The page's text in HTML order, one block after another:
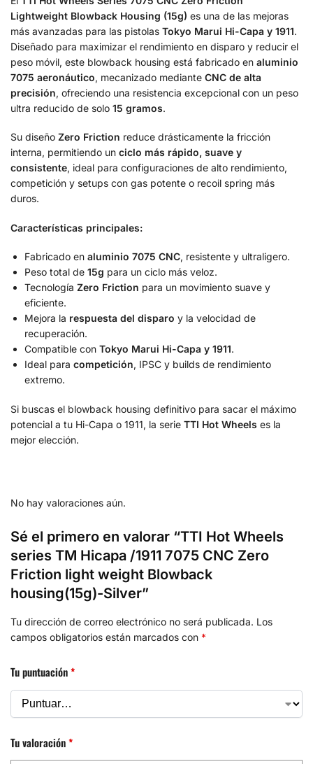
Lightweight Blowback Housing (15g) es una de las mejoras
más avanzadas para las pistolas Tokyo Marui Hi-Capa y 1911.
Diseñado para maximizar el rendimiento en disparo y reducir el
peso móvil, este blowback housing está fabricado en aluminio
7075 aeronáutico, mecanizado mediante CNC de alta
precisión, ofreciendo una resistencia excepcional con un peso
ultra reducido de solo 15 gramos.
Su diseño Zero Friction reduce drásticamente la fricción
interna, permitiendo un ciclo más rápido, suave y
consistente, ideal para configuraciones de alto rendimiento,
competición y setups con gas potente o recoil spring más
duros.
Características principales:
Fabricado en aluminio 7075 CNC, resistente y ultraligero.
Peso total de 15g para un ciclo más veloz.
Tecnología Zero Friction para un movimiento suave y
eficiente.
Mejora la respuesta del disparo y la velocidad de
recuperación.
Compatible con Tokyo Marui Hi-Capa y 1911.
Ideal para competición, IPSC y builds de rendimiento
extremo.
Si buscas el blowback housing definitivo para sacar el máximo
potencial a tu Hi-Capa o 1911, la serie TTI Hot Wheels es la
mejor elección.
No hay valoraciones aún.
Sé el primero en valorar “TTI Hot Wheels
series TM Hicapa /1911 7075 CNC Zero
Friction light weight Blowback
housing(15g)-Silver”
Tu dirección de correo electrónico no será publicada. Los
campos obligatorios están marcados con *
Tu puntuación*
Tu valoración*